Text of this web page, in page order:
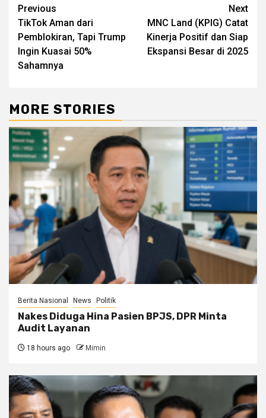
Post
navigation
Previous
TikTok Aman dari
Pemblokiran, Tapi Trump
Ingin Kuasai 50%
Sahamnya
Next
MNC Land (KPIG) Catat
Kinerja Positif dan Siap
Ekspansi Besar di 2025
MORE STORIES
Berita Nasional News Politik
Nakes Diduga Hina Pasien BPJS, DPR Minta
Audit Layanan
18 hours ago Mimin